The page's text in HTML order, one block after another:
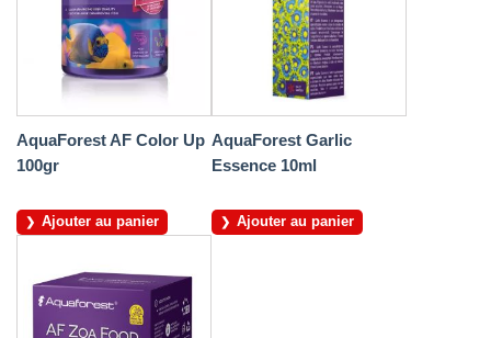
AquaForest AF Color Up
100gr
Ajouter au panier
AquaForest Garlic
Essence 10ml
Ajouter au panier